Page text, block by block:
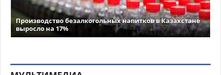
Производство безалкогольных напитков в Казахстане
выросло на 17%